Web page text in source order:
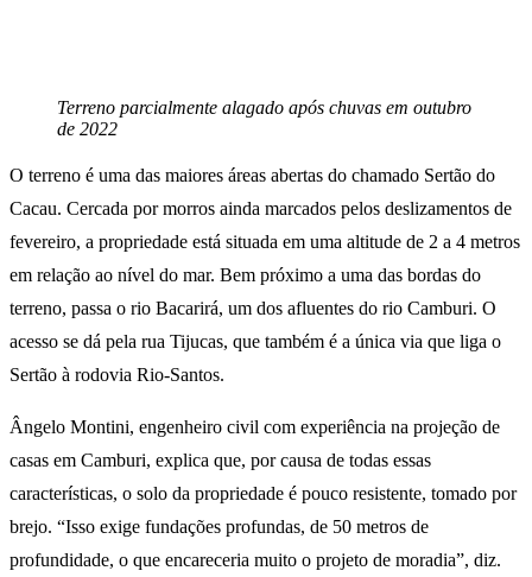
Terreno parcialmente alagado após chuvas em outubro
de 2022
O terreno é uma das maiores áreas abertas do chamado Sertão do
Cacau. Cercada por morros ainda marcados pelos deslizamentos de
fevereiro, a propriedade está situada em uma altitude de 2 a 4 metros
em relação ao nível do mar. Bem próximo a uma das bordas do
terreno, passa o rio Bacarirá, um dos afluentes do rio Camburi. O
acesso se dá pela rua Tijucas, que também é a única via que liga o
Sertão à rodovia Rio-Santos.
Ângelo Montini, engenheiro civil com experiência na projeção de
casas em Camburi, explica que, por causa de todas essas
características, o solo da propriedade é pouco resistente, tomado por
brejo. “Isso exige fundações profundas, de 50 metros de
profundidade, o que encareceria muito o projeto de moradia”, diz.